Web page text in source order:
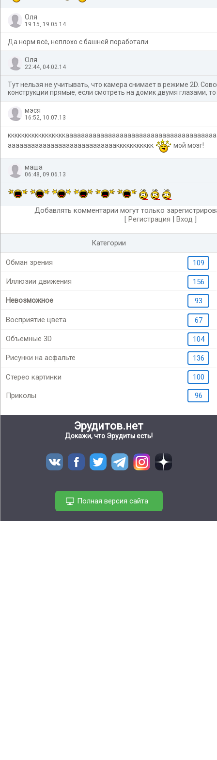
Оля
19:15, 19.05.14
Да норм всё, неплохо с башней поработали.
Оля
22:44, 04.02.14
Тут нельзя не учитывать, что камера снимает в режиме 2D.
конструкции прямые, если смотреть на домик двумя глазами, то
мэся
16:52, 10.07.13
ааааааааааааааааааааааааааааккккккккккк
мой мозг!
маша
06:48, 09.06.13
Добавлять комментарии могут только
[ Регистрация | Вход ]
Категории
Обман зрения 109
Иллюзии движения 156
Невозможное 93
Восприятие цвета 67
Объемные 3D 104
Рисунки на асфальте 136
Стерео картинки 100
Приколы 96
Эрудитов.нет
Докажи, что Эрудиты есть!
Полная версия сайта